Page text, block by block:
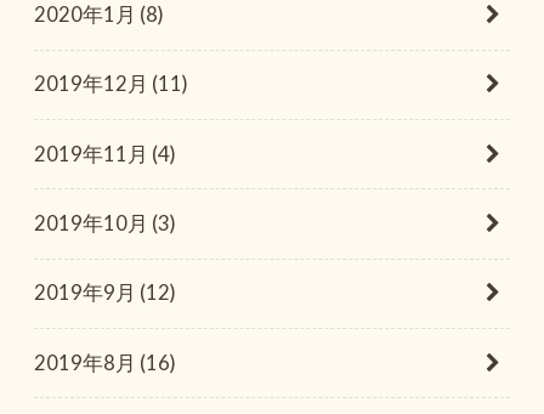
2020年1月 (8)
2019年12月 (11)
2019年11月 (4)
2019年10月 (3)
2019年9月 (12)
2019年8月 (16)